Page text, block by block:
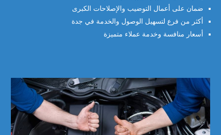
ضمان على أعمال التوضيب والإصلاحات الكبرى
أكثر من فرع لتسهيل الوصول والخدمة في جدة
أسعار منافسة وخدمة عملاء متميزة